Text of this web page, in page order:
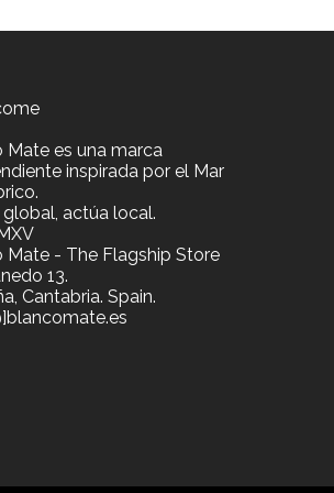
Mate es una marca
inspirada por el Mar
global, actúa local.
Mate - The Flagship Store
13.
Cantabria. Spain.